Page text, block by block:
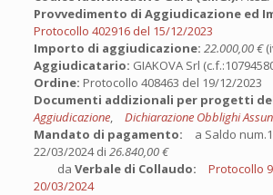
Provvedimento di Aggiudicazione ed
Protocollo 402916 del 15/12/2023
Importo di aggiudicazione: 22.000,00 €
Aggiudicatario: GIAKOVA Srl
Ordine: Protocollo 408463 del 19/12/2023
Documenti addizionali per progetti
Aggiudicazione, Dichiarazione Obblighi
Mandato di pagamento: a Saldo
22/03/2024 di 26.840,00 €
da Verbale di Collaudo:
Protocollo
20/03/2024